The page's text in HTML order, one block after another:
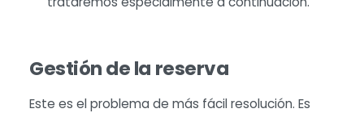
Gestión de la reserva
Este es el problema de más fácil resolución. Es